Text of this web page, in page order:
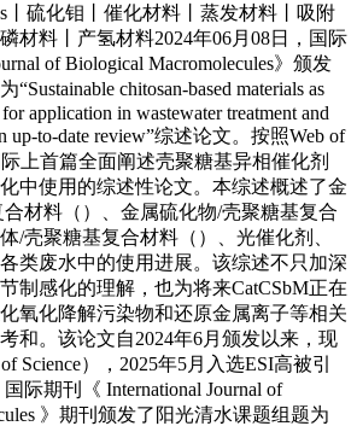
丨硫化钼丨催化材料丨蒸发材料丨吸附
材料丨产氢材料2024年06月08日，国际
of Biological Macromolecules》颁发
chitosan-based materials as
application in wastewater treatment and
up-to-date review”综述论文。按照Web of
上首篇全面阐述壳聚糖基异相催化剂
中使用的综述性论文。本综述概述了金
材料（）、金属硫化物/壳聚糖基复合
/壳聚糖基复合材料（）、光催化剂、
类废水中的使用进展。该综述不只加深
制感化的理解，也为将来CatCSbM正在
氧化降解污染物和还原金属离子等相关
和。该论文自2024年6月颁发以来，现
Science），2025年5月入选ESI高被引
际期刊《 International Journal of
》期刊颁发了阳光清水课题组题为